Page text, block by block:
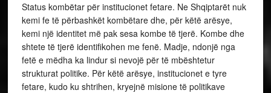
Status kombëtar për institucionet fetare. Ne Shqiptarët nuk
kemi fe të përbashkët kombëtare dhe, për këtë arësye,
kemi një identitet më pak sesa kombe të tjerë. Kombe dhe
shtete të tjerë identifikohen me fenë. Madje, ndonjë nga
fetë e mëdha ka lindur si nevojë për të mbështetur
strukturat politike. Për këtë arësye, institucionet e tyre
fetare, kudo ku shtrihen, kryejnë misione të politikave